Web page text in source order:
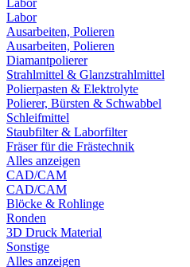
Labor
Labor
Ausarbeiten, Polieren
Ausarbeiten, Polieren
Diamantpolierer
Strahlmittel & Glanzstrahlmittel
Polierpasten & Elektrolyte
Polierer, Bürsten & Schwabbel
Schleifmittel
Staubfilter & Laborfilter
Fräser für die Frästechnik
Alles anzeigen
CAD/CAM
CAD/CAM
Blöcke & Rohlinge
Ronden
3D Druck Material
Sonstige
Alles anzeigen